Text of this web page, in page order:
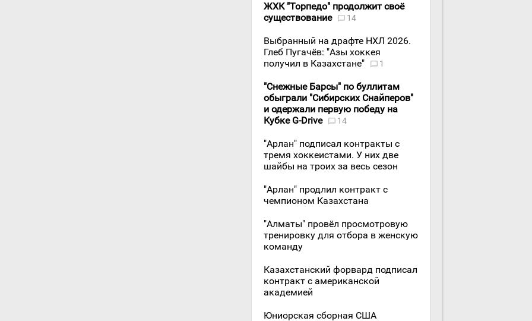
ЖХК "Торпедо" продолжит своё
существование
14
Выбранный на драфте НХЛ 2026.
Глеб Пугачёв: "Азы хоккея
получил в Казахстане"
1
"Снежные Барсы" по буллитам
обыграли "Сибирских Снайперов"
и одержали первую победу на
Кубке G-Drive
14
"Арлан" подписал контракты с
тремя хоккеистами. У них две
шайбы на троих за весь сезон
"Арлан" продлил контракт с
чемпионом Казахстана
"Алматы" провёл просмотровую
тренировку для отбора в женскую
команду
Казахстанский форвард подписал
контракт с американской
академией
Юниорская сборная США